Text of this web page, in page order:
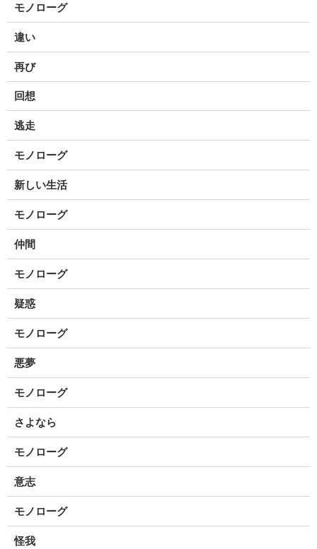
モノローグ
違い
再び
回想
逃走
モノローグ
新しい生活
モノローグ
仲間
モノローグ
疑惑
モノローグ
悪夢
モノローグ
さよなら
モノローグ
意志
モノローグ
怪我